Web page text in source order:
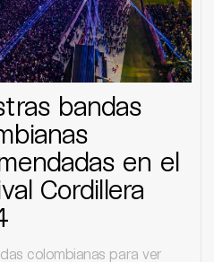
bandas
en el
Cordillera
colombianas para ver